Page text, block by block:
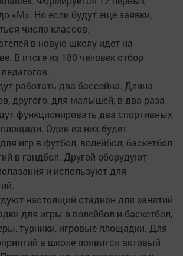
«М». Но если будут еще заявки,
число классов.
в новую школу идет на
В итоге из 180 человек отбор
работать два бассейна. Длина
другого, для малышей, в два раза
функционировать два спортивных
Один из них будет
игр в футбол, волейбол, баскетбол
в гандбол. Другой оборудуют
и используют для
настоящий стадион для занятий
для игры в волейбол и баскетбол,
турники, игровые площадки. Для
в школе появится актовый